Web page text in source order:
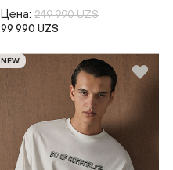
Цена: 249 990 UZS
99 990 UZS
NEW